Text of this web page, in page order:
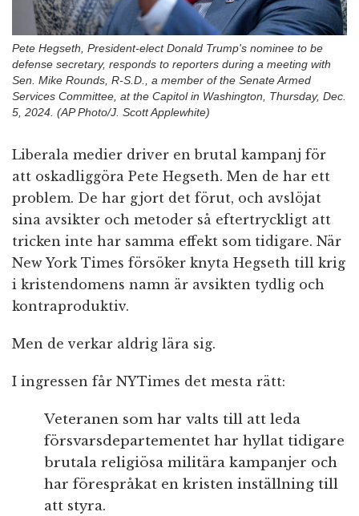
Pete Hegseth, President-elect Donald Trump's nominee to be
defense secretary, responds to reporters during a meeting with
Sen. Mike Rounds, R-S.D., a member of the Senate Armed
Services Committee, at the Capitol in Washington, Thursday, Dec.
5, 2024. (AP Photo/J. Scott Applewhite)
Liberala medier driver en brutal kampanj för
att oskadliggöra Pete Hegseth. Men de har ett
problem. De har gjort det förut, och avslöjat
sina avsikter och metoder så eftertryckligt att
tricken inte har samma effekt som tidigare. När
New York Times försöker knyta Hegseth till krig
i kristendomens namn är avsikten tydlig och
kontraproduktiv.
Men de verkar aldrig lära sig.
I ingressen får NYTimes det mesta rätt:
Veteranen som har valts till att leda
försvarsdepartementet har hyllat tidigare
brutala religiösa militära kampanjer och
har förespråkat en kristen inställning till
att styra.